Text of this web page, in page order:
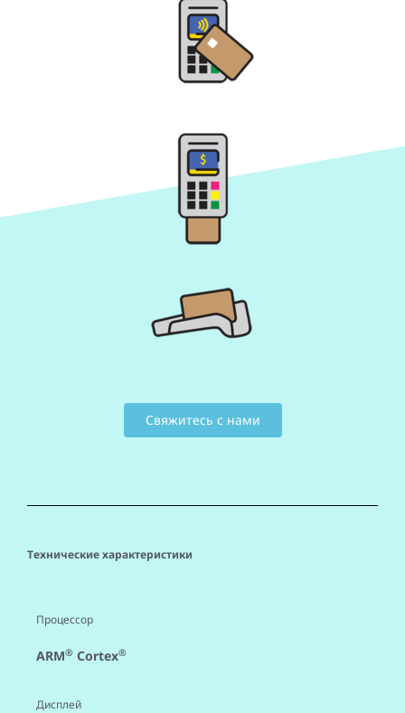
Свяжитесь с нами
Технические характеристики
Процессор
ARM® Cortex®
Дисплей